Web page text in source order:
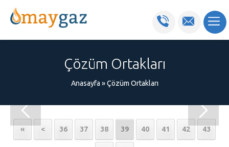
Çözüm Ortakları
Anasayfa »Çözüm Ortakları
« < 36 37 38 39 40 41 42 43